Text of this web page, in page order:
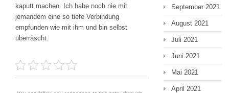
kaputt machen. Ich habe noch nie mit
jemandem eine so tiefe Verbindung
empfunden wie mit ihm und bin selbst
überrascht.
September 2021
August 2021
Juli 2021
Juni 2021
Mai 2021
April 2021